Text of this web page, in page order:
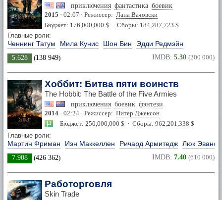
приключения фантастика боевик
2015 · 02:07 · Режиссер: Лана Вачовски
Бюджет: 176,000,000 $ · Сборы: 184,287,723 $
Главные роли:
Ченнинг Татум Мила Кунис Шон Бин Эдди Редмэйн
5.628 (138 949) IMDB: 5.30 (200 000)
Хоббит: Битва пяти воинств
The Hobbit: The Battle of the Five Armies
приключения боевик фэнтези
2014 · 02:24 · Режиссер: Питер Джексон
Бюджет: 250,000,000 $ · Сборы: 962,201,338 $
Главные роли:
Мартин Фриман Иэн Маккеллен Ричард Армитедж Люк Эванс
7.908 (426 362) IMDB: 7.40 (610 000)
Работорговля
Skin Trade